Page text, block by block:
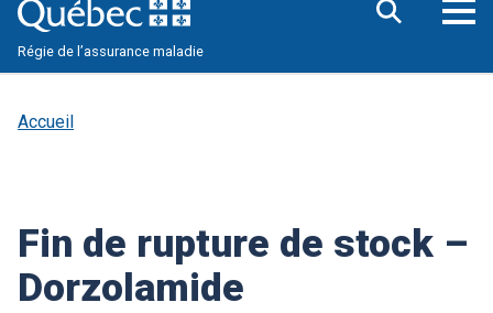
Régie de l’assurance maladie
Accueil
Fin de rupture de stock –
Dorzolamide